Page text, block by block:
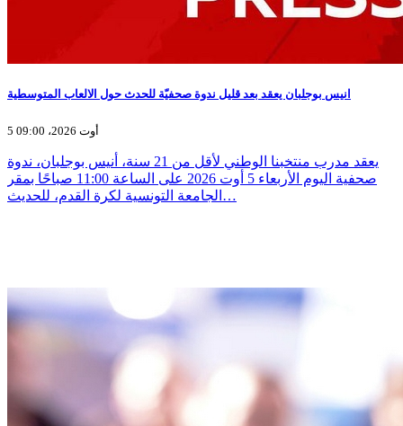
انيس بوجلبان يعقد بعد قليل ندوة صحفيّة للحدث حول الالعاب المتوسطية
5 أوت 2026، 09:00
يعقد مدرب منتخبنا الوطني لأقل من 21 سنة، أنيس بوجلبان، ندوة
صحفية اليوم الأربعاء 5 أوت 2026 على الساعة 11:00 صباحًا بمقر
الجامعة التونسية لكرة القدم، للحديث…